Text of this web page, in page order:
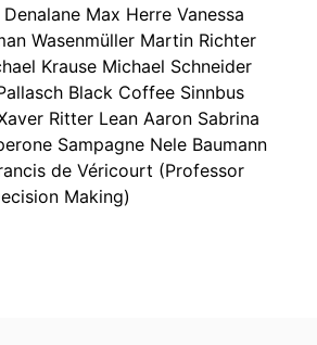
Max Herre Vanessa
Wasenmüller Martin Richter
Krause Michael Schneider
Black Coffee Sinnbus
Ritter Lean Aaron Sabrina
Sampagne Nele Baumann
de Véricourt (Professor
Making)